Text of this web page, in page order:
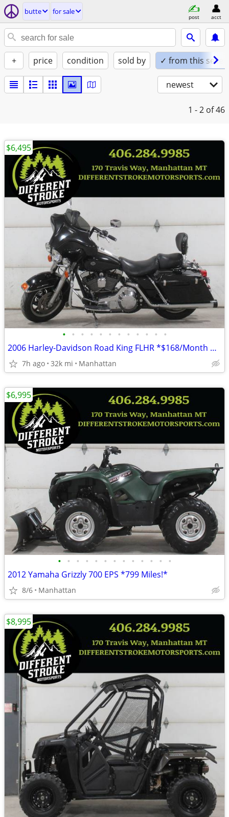
butte for sale
post acct
+ price condition sold by ✓ from this seller
newest
1 - 2 of 46
• • • • • • • • • • • •
2006 Harley-Davidson Road King FLHR *$168/Month OAC $0 Down*
7h ago 32k mi Manhattan
$6,495
• • • • • • • • • • • • •
2012 Yamaha Grizzly 700 EPS *799 Miles!*
8/6 Manhattan
$6,995
$8,995